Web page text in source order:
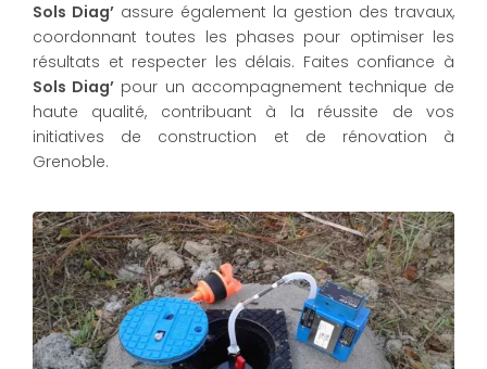
Sols Diag’ assure également la gestion des travaux,
coordonnant toutes les phases pour optimiser les
résultats et respecter les délais. Faites confiance à
Sols Diag’ pour un accompagnement technique de
haute qualité, contribuant à la réussite de vos
initiatives de construction et de rénovation à
Grenoble.